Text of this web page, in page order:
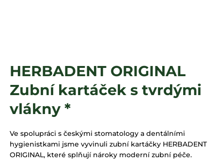
HERBADENT ORIGINAL
Zubní kartáček s tvrdými
vlákny *
Ve spolupráci s českými stomatology a dentálními
hygienistkami jsme vyvinuli zubní kartáčky HERBADENT
ORIGINAL, které splňují nároky moderní zubní péče.
?
HLEDAT